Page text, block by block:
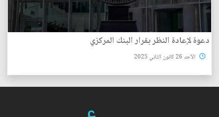
دعوة لإعادة النظر بقرار البنك المركزي
الأحد 26 كانون الثاني 2025